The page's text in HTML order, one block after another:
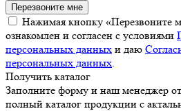
Перезвоните мне
Нажимая кнопку «Перезвоните
ознакомлен и согласен с условиями
персональных данных и даю
персональных данных
Получить каталог
Заполните форму и наш менеджер
полный каталог продукции с